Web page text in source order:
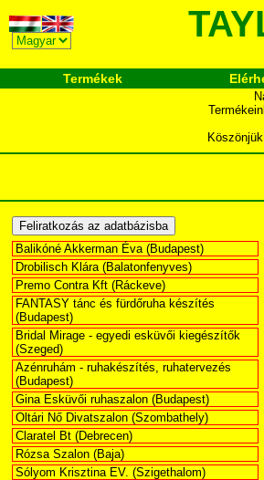
Termékek
Balikóné Akkerman Éva (Budapest)
Drobilisch Klára (Balatonfenyves)
Premo Contra Kft (Ráckeve)
FANTASY tánc és fürdőruha készítés
(Budapest)
Bridal Mirage - egyedi esküvői kiegészítők
(Szeged)
Azénruhám - ruhakészítés, ruhatervezés
(Budapest)
Gina Esküvői ruhaszalon (Budapest)
Oltári Nő Divatszalon (Szombathely)
Claratel Bt (Debrecen)
Rózsa Szalon (Baja)
Sólyom Krisztina EV. (Szigethalom)